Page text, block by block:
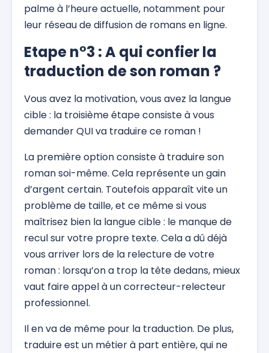
palme à l’heure actuelle, notamment pour
leur réseau de diffusion de romans en ligne.
Etape n°3 : A qui confier la
traduction de son roman ?
Vous avez la motivation, vous avez la langue
cible : la troisième étape consiste à vous
demander QUI va traduire ce roman !
La première option consiste à traduire son
roman soi-même. Cela représente un gain
d’argent certain. Toutefois apparaît vite un
problème de taille, et ce même si vous
maîtrisez bien la langue cible : le manque de
recul sur votre propre texte. Cela a dû déjà
vous arriver lors de la relecture de votre
roman : lorsqu’on a trop la tête dedans, mieux
vaut faire appel à un correcteur-relecteur
professionnel.
Il en va de même pour la traduction. De plus,
traduire est un métier à part entière, qui ne